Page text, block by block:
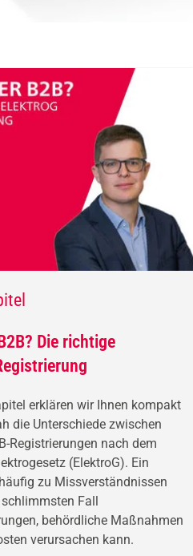
Die richtige
erklären wir Ihnen kompakt
die Unterschiede zwischen
Registrierungen nach dem
(ElektroG). Ein
zu Missverständnissen
Fall
behördliche Maßnahmen
verursachen kann.